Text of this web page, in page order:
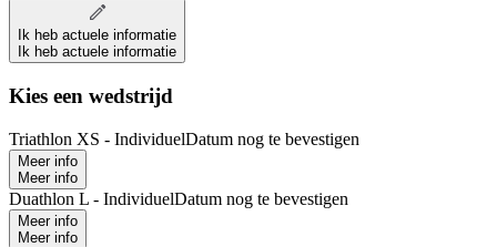
Ik heb actuele informatie
Ik heb actuele informatie
Kies een wedstrijd
Triathlon XS - IndividuelDatum nog te bevestigen
Meer info
Meer info
Duathlon L - IndividuelDatum nog te bevestigen
Meer info
Meer info